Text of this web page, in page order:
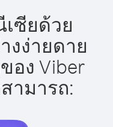
ซียด้วย
งง่ายดาย
อง Viber
ามารถ: